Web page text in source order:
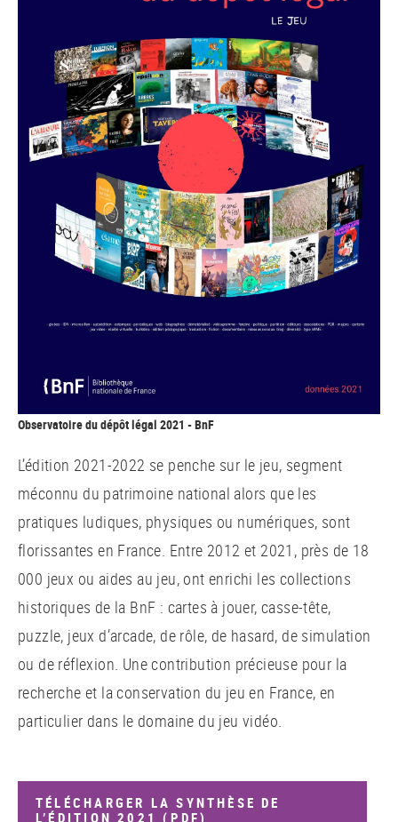
Observatoire du dépôt légal 2021 - BnF
L’édition 2021-2022 se penche sur le jeu, segment
méconnu du patrimoine national alors que les
pratiques ludiques, physiques ou numériques, sont
florissantes en France. Entre 2012 et 2021, près de 18
000 jeux ou aides au jeu, ont enrichi les collections
historiques de la BnF : cartes à jouer, casse-tête,
puzzle, jeux d’arcade, de rôle, de hasard, de simulation
ou de réflexion. Une contribution précieuse pour la
recherche et la conservation du jeu en France, en
particulier dans le domaine du jeu vidéo.
TÉLÉCHARGER LA SYNTHÈSE DE
L’ÉDITION 2021 (PDF)